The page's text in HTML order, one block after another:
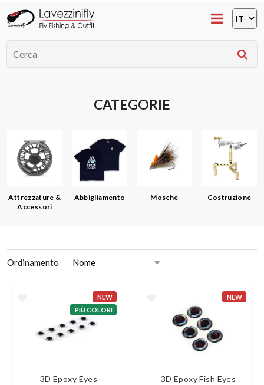
CATEGORIE
Attrezzature &
Accessori
Abbigliamento Mosche Costruzione
Ordinamento
NEW
PIÙ COLORI
3D Epoxy Eyes
NEW
3D Epoxy Fish Eyes